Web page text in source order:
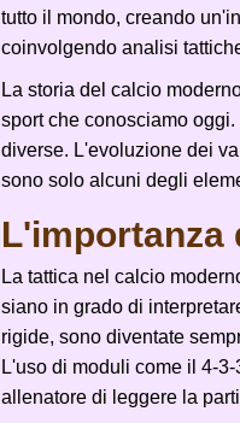
tutto il mondo, creando
coinvolgendo analisi
La storia del calcio
sport che conosciamo
diverse. L'evoluzione dei
sono solo alcuni degli
L'importanza
La tattica nel calcio
siano in grado di
rigide, sono diventate
L'uso di moduli come il 4-
allenatore di leggere la